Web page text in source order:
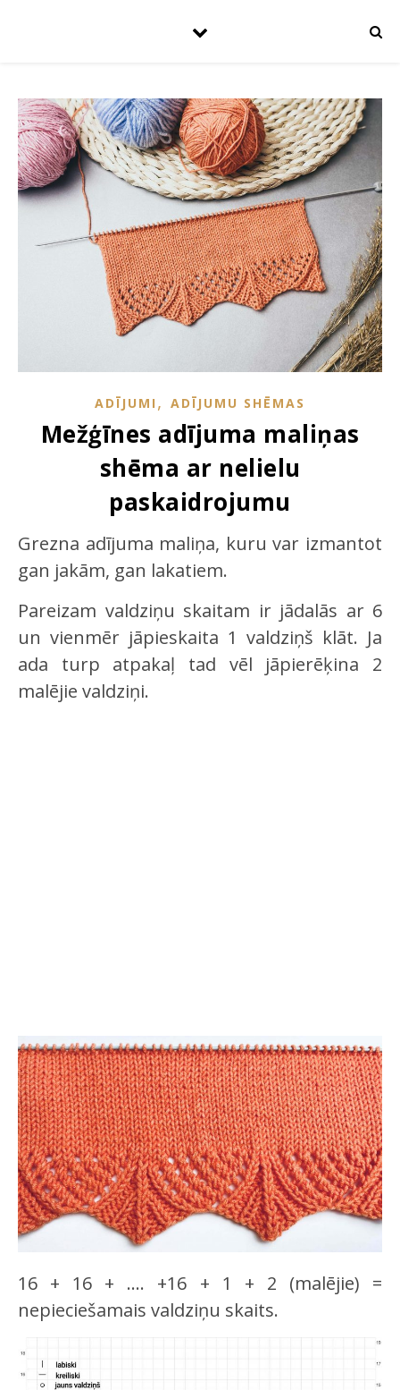
ADĪJUMI , ADĪJUMU SHĒMAS
Mežģīnes adījuma maliņas
shēma ar nelielu
paskaidrojumu
Grezna adījuma maliņa, kuru var izmantot
gan jakām, gan lakatiem.
Pareizam valdziņu skaitam ir jādalās ar 6
un vienmēr jāpieskaita 1 valdziņš klāt. Ja
ada turp atpakaļ tad vēl jāpierēķina 2
malējie valdziņi.
16 + 16 + …. +16 + 1 + 2 (malējie) =
nepieciešamais valdziņu skaits.